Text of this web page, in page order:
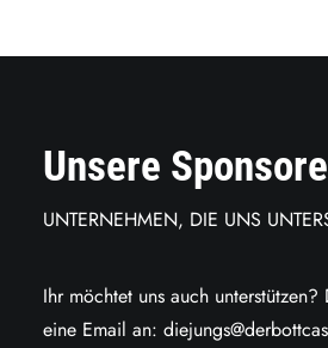
Unsere
UNTERNEHMEN, DIE UNS
Ihr möchtet uns auch unterstützen?
eine Email an: